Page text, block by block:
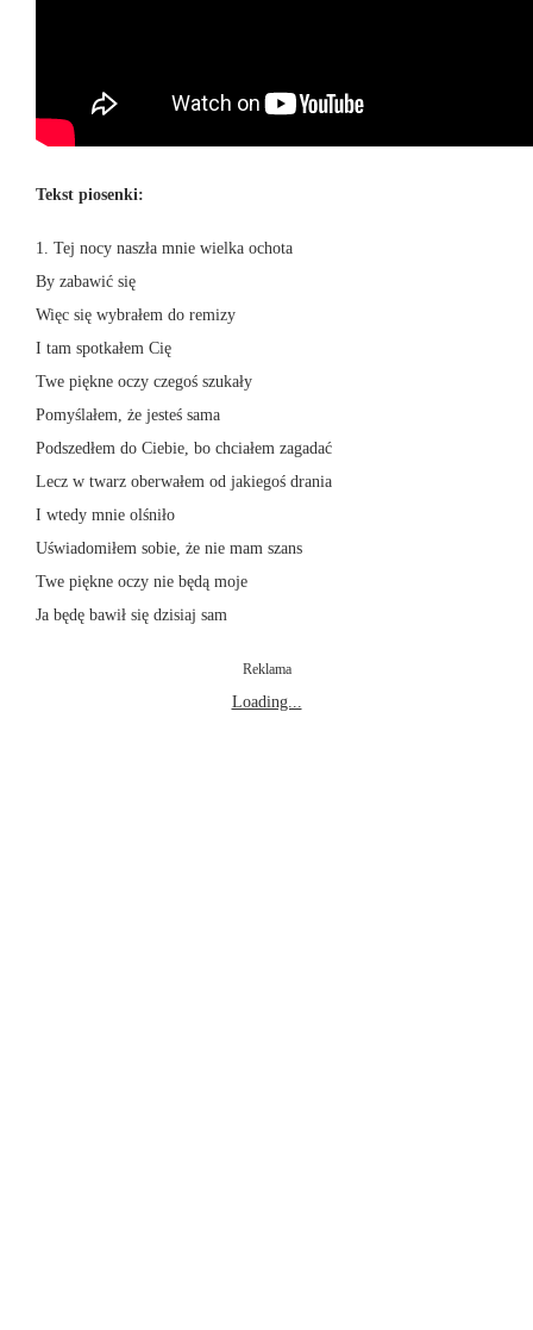
Tekst piosenki:
1. Tej nocy naszła mnie wielka ochota
By zabawić się
Więc się wybrałem do remizy
I tam spotkałem Cię
Twe piękne oczy czegoś szukały
Pomyślałem, że jesteś sama
Podszedłem do Ciebie, bo chciałem zagadać
Lecz w twarz oberwałem od jakiegoś drania
I wtedy mnie olśniło
Uświadomiłem sobie, że nie mam szans
Twe piękne oczy nie będą moje
Ja będę bawił się dzisiaj sam
Reklama
Loading...